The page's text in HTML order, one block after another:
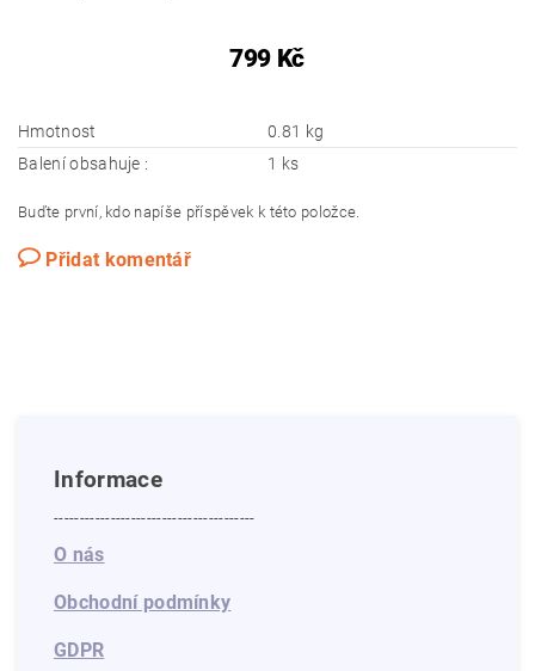
799 Kč
Hmotnost
0.81 kg
Balení obsahuje :
1 ks
Buďte první, kdo napíše příspěvek k této položce.
Přidat komentář
Informace
---------------------------------------
O nás
Obchodní podmínky
GDPR